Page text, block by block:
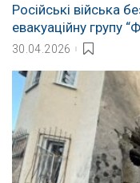
Російські війська
евакуаційну групу
30.04.2026